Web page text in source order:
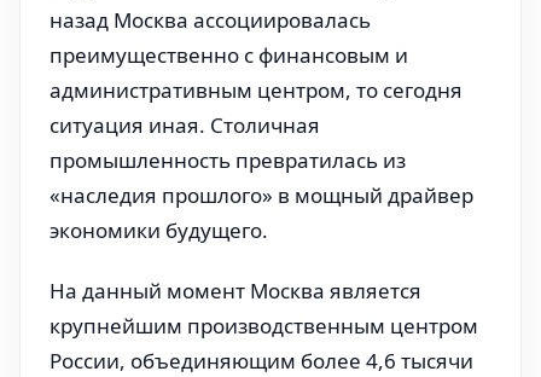
назад Москва ассоциировалась
преимущественно с финансовым и
административным центром, то сегодня
ситуация иная. Столичная
промышленность превратилась из
«наследия прошлого» в мощный драйвер
экономики будущего.
На данный момент Москва является
крупнейшим производственным центром
России, объединяющим более 4,6 тысячи